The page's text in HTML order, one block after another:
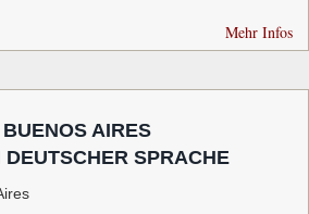
Mehr Infos
AIRES
DEUTSCHER SPRACHE